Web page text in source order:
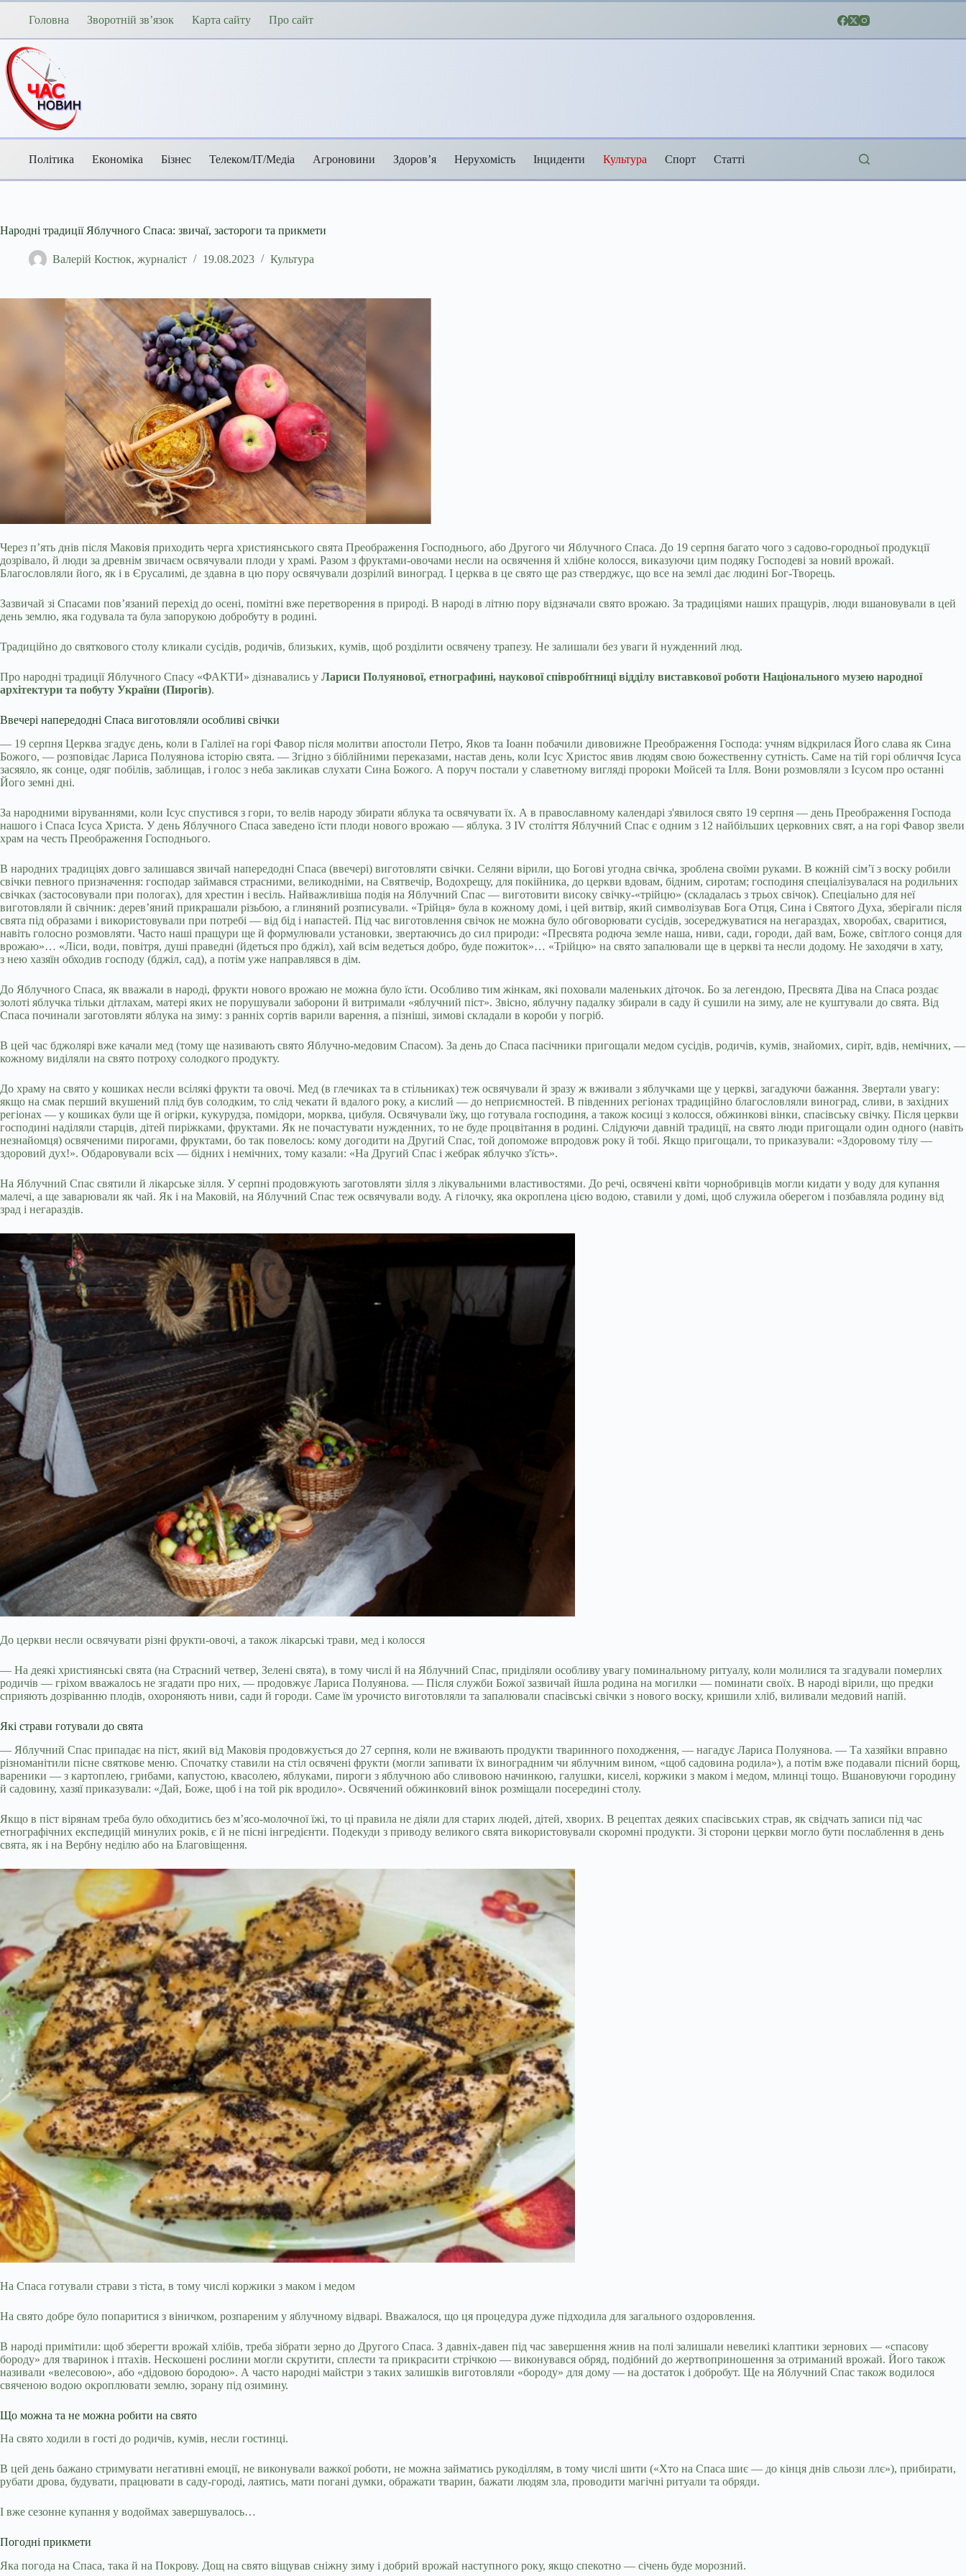
Перейти
Головна Зворотній зв’язок Карта сайту Про сайт
Політика Економіка Бізнес Телеком/ІТ/Медіа Агроновини Здоров’я Нерухомість Інциденти Культура Спорт Статті
Народні традиції Яблучного Спаса: звичаї, застороги та прикмети
Валерій Костюк, журналіст 19.08.2023 Культура
Через п’ять днів після Маковія приходить черга християнського свята Преображення Господнього, або Другого чи Яблучного Спаса. До 19 серпня багато чого з садово-городньої продукції
дозрівало, й люди за древнім звичаєм освячували плоди у храмі. Разом з фруктами-овочами несли на освячення й хлібне колосся, виказуючи цим подяку Господеві за новий врожай.
Благословляли його, як і в Єрусалимі, де здавна в цю пору освячували дозрілий виноград. І церква в це свято ще раз стверджує, що все на землі дає людині Бог-Творець.
Зазвичай зі Спасами пов’язаний перехід до осені, помітні вже перетворення в природі. В народі в літню пору відзначали свято врожаю. За традиціями наших пращурів, люди вшановували в цей
день землю, яка годувала та була запорукою добробуту в родині.
Традиційно до святкового столу кликали сусідів, родичів, близьких, кумів, щоб розділити освячену трапезу. Не залишали без уваги й нужденний люд.
Про народні традиції Яблучного Спасу «ФАКТИ» дізнавались у Лариси Полуянової, етнографині, наукової співробітниці відділу виставкової роботи Національного музею народної
архітектури та побуту України (Пирогів).
Ввечері напередодні Спаса виготовляли особливі свічки
— 19 серпня Церква згадує день, коли в Галілеї на горі Фавор після молитви апостоли Петро, Яков та Іоанн побачили дивовижне Преображення Господа: учням відкрилася Його слава як Сина
Божого, — розповідає Лариса Полуянова історію свята. — Згідно з біблійними переказами, настав день, коли Ісус Христос явив людям свою божественну сутність. Саме на тій горі обличчя Ісуса
засяяло, як сонце, одяг побілів, заблищав, і голос з неба закликав слухати Сина Божого. А поруч постали у славетному вигляді пророки Мойсей та Ілля. Вони розмовляли з Ісусом про останні
Його земні дні.
За народними віруваннями, коли Ісус спустився з гори, то велів народу збирати яблука та освячувати їх. А в православному календарі з'явилося свято 19 серпня — день Преображення Господа
нашого і Спаса Ісуса Христа. У день Яблучного Спаса заведено їсти плоди нового врожаю — яблука. З IV століття Яблучний Спас є одним з 12 найбільших церковних свят, а на горі Фавор звели
храм на честь Преображення Господнього.
В народних традиціях довго залишався звичай напередодні Спаса (ввечері) виготовляти свічки. Селяни вірили, що Богові угодна свічка, зроблена своїми руками. В кожній сім’ї з воску робили
свічки певного призначення: господар займався страсними, великодніми, на Святвечір, Водохрещу, для покійника, до церкви вдовам, бідним, сиротам; господиня спеціалізувалася на родильних
свічках (застосовували при пологах), для хрестин і весіль. Найважливіша подія на Яблучний Спас — виготовити високу свічку-«трійцю» (складалась з трьох свічок). Спеціально для неї
виготовляли й свічник: дерев’яний прикрашали різьбою, а глиняний розписували. «Трiйця» була в кожному домі, і цей витвір, який символізував Бога Отця, Сина і Святого Духа, зберігали після
свята під образами і використовували при потребі — від бід і напастей. Під час виготовлення свічок не можна було обговорювати сусідів, зосереджуватися на негараздах, хворобах, сваритися,
навіть голосно розмовляти. Часто наші пращури ще й формулювали установки, звертаючись до сил природи: «Пресвята родюча земле наша, ниви, сади, городи, дай вам, Боже, світлого сонця для
врожаю»… «Ліси, води, повітря, душі праведні (йдеться про бджіл), хай всім ведеться добро, буде пожиток»… «Трійцю» на свято запалювали ще в церкві та несли додому. Не заходячи в хату,
з нею хазяїн обходив господу (бджіл, сад), а потім уже направлявся в дім.
До Яблучного Спаса, як вважали в народі, фрукти нового врожаю не можна було їсти. Особливо тим жінкам, які поховали маленьких діточок. Бо за легендою, Пресвята Діва на Спаса роздає
золоті яблучка тільки дітлахам, матері яких не порушували заборони й витримали «яблучний піст». Звісно, яблучну падалку збирали в саду й сушили на зиму, але не куштували до свята. Від
Спаса починали заготовляти яблука на зиму: з ранніх сортів варили варення, а пізніші, зимові складали в короби у погріб.
В цей час бджолярі вже качали мед (тому ще називають свято Яблучно-медовим Спасом). За день до Спаса пасічники пригощали медом сусідів, родичів, кумів, знайомих, сиріт, вдів, немічних, —
кожному виділяли на свято потроху солодкого продукту.
До храму на свято у кошиках несли всілякі фрукти та овочі. Мед (в глечиках та в стільниках) теж освячували й зразу ж вживали з яблучками ще у церкві, загадуючи бажання. Звертали увагу:
якщо на смак перший вкушений плід був солодким, то слід чекати й вдалого року, а кислий — до неприємностей. В південних регіонах традиційно благословляли виноград, сливи, в західних
регіонах — у кошиках були ще й огірки, кукурудза, помідори, морква, цибуля. Освячували їжу, що готувала господиня, а також косиці з колосся, обжинкові вінки, спасівську свічку. Після церкви
господині наділяли старців, дітей пиріжками, фруктами. Як не почастувати нужденних, то не буде процвітання в родині. Слідуючи давній традиції, на свято люди пригощали один одного (навіть
незнайомця) освяченими пирогами, фруктами, бо так повелось: кому догодити на Другий Спас, той допоможе впродовж року й тобі. Якщо пригощали, то приказували: «Здоровому тілу —
здоровий дух!». Обдаровували всіх — бідних і немічних, тому казали: «На Другий Спас i жебрак яблучко з'їсть».
На Яблучний Спас святили й лікарське зілля. У серпні продовжують заготовляти зілля з лікувальними властивостями. До речі, освячені квіти чорнобривців могли кидати у воду для купання
малечі, а ще заварювали як чай. Як і на Маковій, на Яблучний Спас теж освячували воду. А гілочку, яка окроплена цією водою, ставили у домі, щоб служила оберегом і позбавляла родину від
зрад і негараздів.
До церкви несли освячувати різні фрукти-овочі, а також лікарські трави, мед і колосся
— На деякі християнські свята (на Страсний четвер, Зелені свята), в тому числі й на Яблучний Спас, приділяли особливу увагу поминальному ритуалу, коли молилися та згадували померлих
родичів — гріхом вважалось не згадати про них, — продовжує Лариса Полуянова. — Після служби Божої зазвичай йшла родина на могилки — поминати своїх. В народі вірили, що предки
сприяють дозріванню плодів, охороняють ниви, сади й городи. Саме їм урочисто виготовляли та запалювали спасівські свічки з нового воску, кришили хліб, виливали медовий напій.
Які страви готували до свята
— Яблучний Спас припадає на піст, який від Маковія продовжується до 27 серпня, коли не вживають продукти тваринного походження, — нагадує Лариса Полуянова. — Та хазяйки вправно
різноманітили пісне святкове меню. Спочатку ставили на стіл освячені фрукти (могли запивати їх виноградним чи яблучним вином, «щоб садовина родила»), а потім вже подавали пісний борщ,
вареники — з картоплею, грибами, капустою, квасолею, яблуками, пироги з яблучною або сливовою начинкою, галушки, киселі, коржики з маком і медом, млинці тощо. Вшановуючи городину
й садовину, хазяї приказували: «Дай, Боже, щоб і на той рік вродило». Освячений обжинковий вінок розміщали посередині столу.
Якщо в піст вірянам треба було обходитись без м’ясо-молочної їжі, то ці правила не діяли для старих людей, дітей, хворих. В рецептах деяких спасівських страв, як свідчать записи під час
етнографічних експедицій минулих років, є й не пісні інгредієнти. Подекуди з приводу великого свята використовували скоромні продукти. Зі сторони церкви могло бути послаблення в день
свята, як і на Вербну неділю або на Благовіщення.
На Спаса готували страви з тіста, в тому числі коржики з маком і медом
На свято добре було попаритися з віничком, розпареним у яблучному відварі. Вважалося, що ця процедура дуже підходила для загального оздоровлення.
В народі примітили: щоб зберегти врожай хлібів, треба зібрати зерно до Другого Спаса. З давніх-давен під час завершення жнив на полі залишали невеликі клаптики зернових — «спасову
бороду» для тваринок і птахів. Нескошені рослини могли скрутити, сплести та прикрасити стрічкою — виконувався обряд, подібний до жертвоприношення за отриманий врожай. Його також
називали «велесовою», або «дідовою бородою». А часто народні майстри з таких залишків виготовляли «бороду» для дому — на достаток і добробут. Ще на Яблучний Спас також водилося
свяченою водою окроплювати землю, зорану під озимину.
Що можна та не можна робити на свято
На свято ходили в гості до родичів, кумів, несли гостинці.
В цей день бажано стримувати негативні емоції, не виконували важкої роботи, не можна займатись рукоділлям, в тому числі шити («Хто на Спаса шиє — до кінця днів сльози ллє»), прибирати,
рубати дрова, будувати, працювати в саду-городі, лаятись, мати погані думки, ображати тварин, бажати людям зла, проводити магічні ритуали та обряди.
І вже сезонне купання у водоймах завершувалось…
Погодні прикмети
Яка погода на Спаса, така й на Покрову. Дощ на свято віщував сніжну зиму і добрий врожай наступного року, якщо спекотно — січень буде морозний.